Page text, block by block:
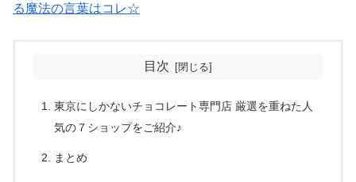
る魔法の言葉はコレ☆
目次
東京にしかないチョコレート専門店 厳選を重ねた人
気の７ショップをご紹介♪
まとめ